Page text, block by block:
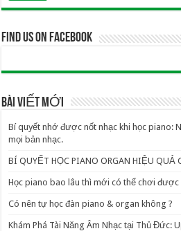
Find us on Facebook
BÀI VIẾT MỚI
Bí quyết nhớ được nốt nhạc khi học piano:
mọi bản nhạc.
BÍ QUYẾT HỌC PIANO ORGAN HIỆU
Học piano bao lâu thì mới có thể chơi được
Có nên tự học đàn piano & organ không ?
Khám Phá Tài Năng Âm Nhạc tại Thủ Đức: